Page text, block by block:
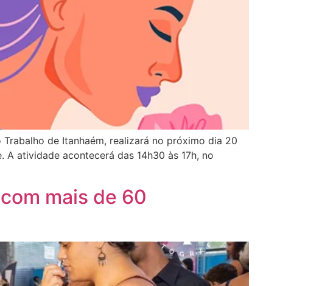
de Itanhaém, realizará no próximo dia 20
atividade acontecerá das 14h30 às 17h, no
mais de 60